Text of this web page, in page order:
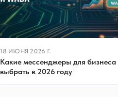
18 ИЮНЯ 2026 Г.
Какие мессенджеры для бизнеса
выбрать в 2026 году